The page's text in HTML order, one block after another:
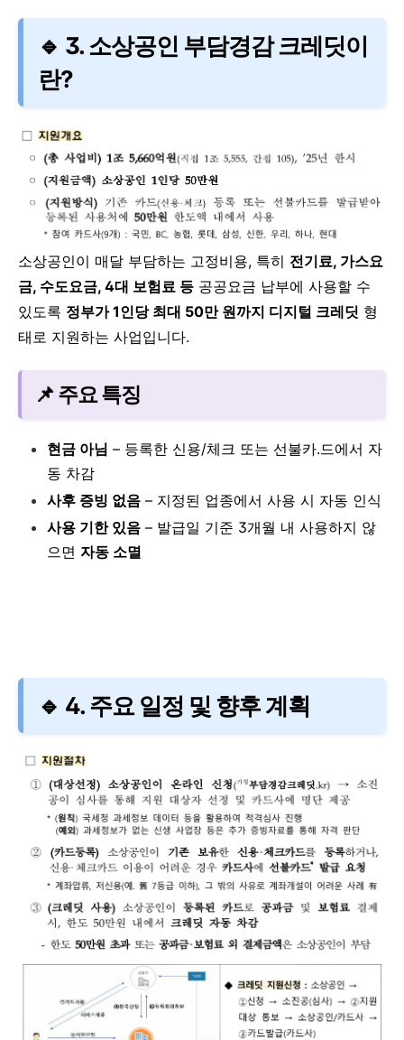
🔹 3. 소상공인 부담경감 크레딧이
란?
소상공인이 매달 부담하는 고정비용, 특히 전기료, 가스요
금, 수도요금, 4대 보험료 등 공공요금 납부에 사용할 수
있도록 정부가 1인당 최대 50만 원까지 디지털 크레딧 형
태로 지원하는 사업입니다.
📌 주요 특징
현금 아님 – 등록한 신용/체크 또는 선불카.드에서 자
동 차감
사후 증빙 없음 – 지정된 업종에서 사용 시 자동 인식
사용 기한 있음 – 발급일 기준 3개월 내 사용하지 않
으면 자동 소멸
🔹 4. 주요 일정 및 향후 계획